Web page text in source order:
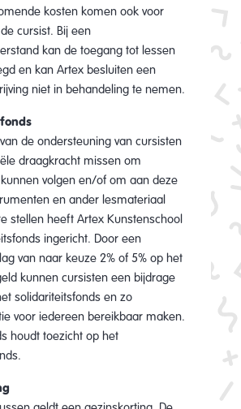
kosten komen ook voor
cursist. Bij een
kan de toegang tot lessen
en kan Artex besluiten een
niet in behandeling te nemen.
de ondersteuning van cursisten
draagkracht missen om
volgen en/of om aan deze
en ander lesmateriaal
stellen heeft Artex Kunstenschool
ingericht. Door een
van naar keuze 2% of 5% op het
kunnen cursisten een bijdrage
solidariteitsfonds en zo
voor iedereen bereikbaar maken.
houdt toezicht op het